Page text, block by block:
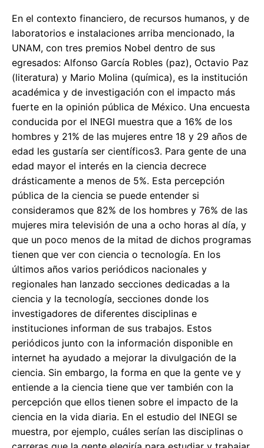
En el contexto financiero, de recursos humanos, y de
laboratorios e instalaciones arriba mencionado, la
UNAM, con tres premios Nobel dentro de sus
egresados: Alfonso García Robles (paz), Octavio Paz
(literatura) y Mario Molina (química), es la institución
académica y de investigación con el impacto más
fuerte en la opinión pública de México. Una encuesta
conducida por el INEGI muestra que a 16% de los
hombres y 21% de las mujeres entre 18 y 29 años de
edad les gustaría ser científicos3. Para gente de una
edad mayor el interés en la ciencia decrece
drásticamente a menos de 5%. Esta percepción
pública de la ciencia se puede entender si
consideramos que 82% de los hombres y 76% de las
mujeres mira televisión de una a ocho horas al día, y
que un poco menos de la mitad de dichos programas
tienen que ver con ciencia o tecnología. En los
últimos años varios periódicos nacionales y
regionales han lanzado secciones dedicadas a la
ciencia y la tecnología, secciones donde los
investigadores de diferentes disciplinas e
instituciones informan de sus trabajos. Estos
periódicos junto con la información disponible en
internet ha ayudado a mejorar la divulgación de la
ciencia. Sin embargo, la forma en que la gente ve y
entiende a la ciencia tiene que ver también con la
percepción que ellos tienen sobre el impacto de la
ciencia en la vida diaria. En el estudio del INEGI se
muestra, por ejemplo, cuáles serían las disciplinas o